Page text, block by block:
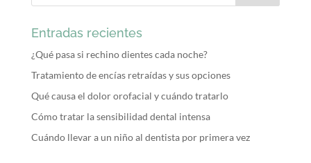
Entradas recientes
¿Qué pasa si rechino dientes cada noche?
Tratamiento de encías retraídas y sus opciones
Qué causa el dolor orofacial y cuándo tratarlo
Cómo tratar la sensibilidad dental intensa
Cuándo llevar a un niño al dentista por primera vez